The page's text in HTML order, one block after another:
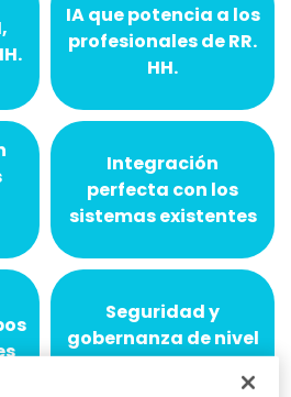
IA que potencia a los
profesionales de RR.
HH.
Integración
perfecta con los
sistemas existentes
Seguridad y
gobernanza de nivel
empresarial